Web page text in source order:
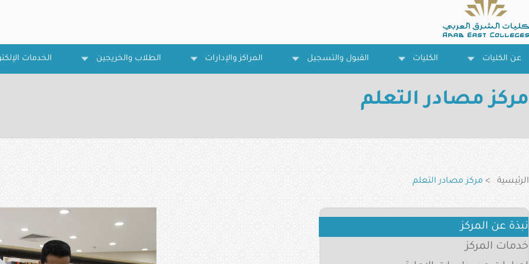
إلى
المحتوى
الرئيسي
عن الكليات الكليات القبول والتسجيل المراكز والإدارات الطلاب والخريجين الخدمات
مركز مصادر التعلم
التنقل
الرئيسية مركز مصادر التعلم
Learning
Resources
نبذة عن المركز
خدمات المركز